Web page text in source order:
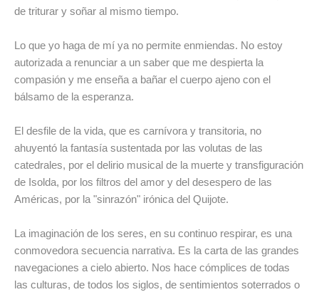
de triturar y soñar al mismo tiempo.
Lo que yo haga de mí ya no permite enmiendas. No estoy
autorizada a renunciar a un saber que me despierta la
compasión y me enseña a bañar el cuerpo ajeno con el
bálsamo de la esperanza.
El desfile de la vida, que es carnívora y transitoria, no
ahuyentó la fantasía sustentada por las volutas de las
catedrales, por el delirio musical de la muerte y transfiguración
de Isolda, por los filtros del amor y del desespero de las
Américas, por la "sinrazón" irónica del Quijote.
La imaginación de los seres, en su continuo respirar, es una
conmovedora secuencia narrativa. Es la carta de las grandes
navegaciones a cielo abierto. Nos hace cómplices de todas
las culturas, de todos los siglos, de sentimientos soterrados o